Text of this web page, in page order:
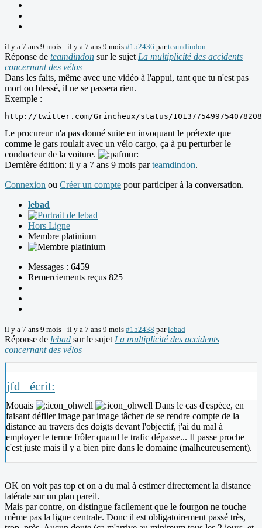
il y a 7 ans 9 mois - il y a 7 ans 9 mois #152436 parteamdindon
Réponse de teamdindon sur le sujet La multiplicité des accidents
concernant des vélos
Dans les faits, même avec une vidéo à l'appui, tant que tu n'est pas
mort ou blessé, il ne se passera rien.
Exemple :
http://twitter.com/Grincheux/status/1013775499754078208
Le procureur n'a pas donné suite en invoquant le prétexte que
comme le gars roulait avec un vélo cargo, ça à pu perturber le
conducteur de la voiture.
Dernière édition: il y a 7 ans 9 mois parteamdindon.
Connexion ou Créer un compte pour participer à la conversation.
lebad
Hors Ligne
Membre platinium
Messages : 6459
Remerciements reçus 825
il y a 7 ans 9 mois - il y a 7 ans 9 mois #152438 parlebad
Réponse de lebad sur le sujet La multiplicité des accidents
concernant des vélos
jfd_ écrit:
Mouais
Dans le cas d'espèce, en
faisant défiler image par image tâcher de se rendre compte de la
distance au travers des doigts devant l'objectif, j'ai du mal à
employer le terme frôler quand le trafic dépasse... Il passe proche
c'est juste mais il y a bien pire dans le domaine (malheureusement).
OK on voit pas top et on a du mal à estimer directement la distance
latérale sur un plan pareil.
Mais par contre, on distingue facilement que le fourgon ne touche
même pas la ligne centrale. Donc il est obligatoirement passé très,